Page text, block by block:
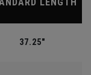
37.25"